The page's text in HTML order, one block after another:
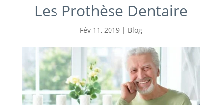
Les Prothèse Dentaire
Fév 11, 2019| Blog